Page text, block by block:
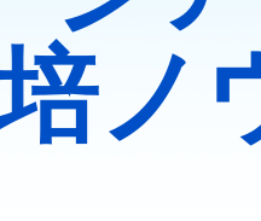
ノ